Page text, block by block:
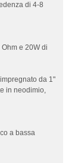
di 4-8
e 20W di
da 1"
in neodimio,
a bassa